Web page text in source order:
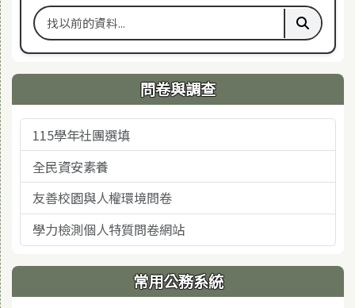
搜尋舊站關鍵字 執行舊
問卷與調查
115學年社團選填
全民資安素養
友善校園與人權環境問卷
學力檢測個人特質問卷網站
常用公務系統